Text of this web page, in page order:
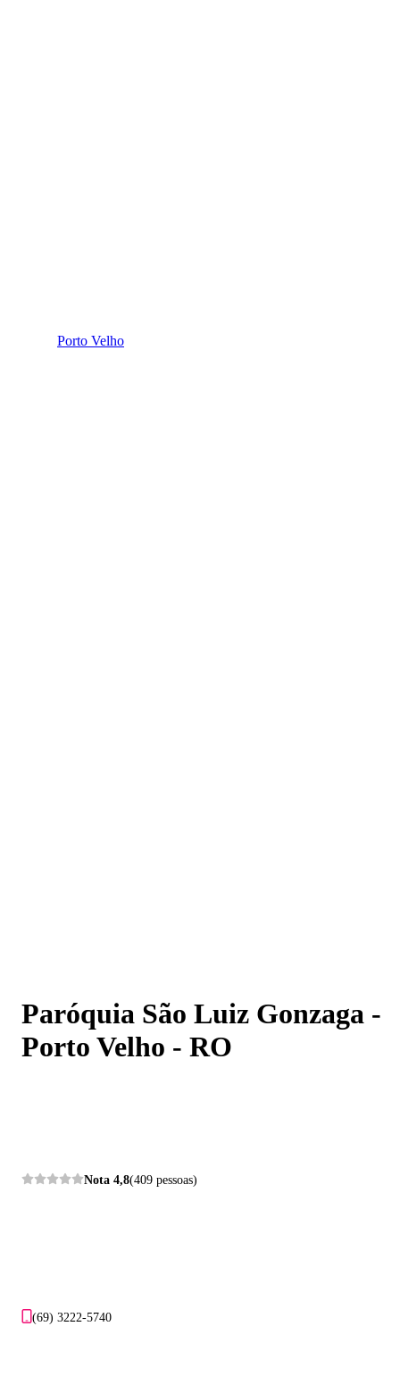
Porto Velho
Paróquia São Luiz Gonzaga -
Porto Velho - RO
Nota 4,8(409 pessoas)
(69) 3222-5740